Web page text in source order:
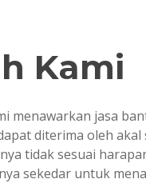
Kami
menawarkan jasa
diterima oleh akal
tidak sesuai
sekedar untuk